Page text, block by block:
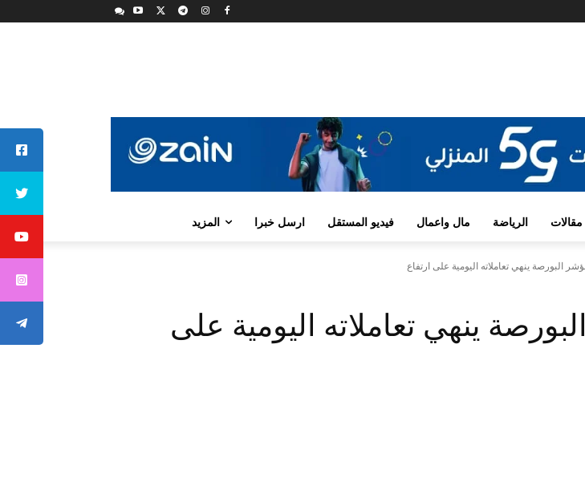
مقالات الرياضة مال واعمال فيديو المستقل ارسل خبرا المزيد
البورصة ينهي تعاملاته اليومية على ارتفاع
ينهي تعاملاته اليومية على